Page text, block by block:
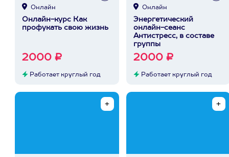
Онлайн
Онлайн-курс Как
профукать свою жизнь
2000 ₽
Работает круглый год
Онлайн
Энергетический
онлайн-сеанс
Антистресс, в составе
группы
2000 ₽
Работает круглый год